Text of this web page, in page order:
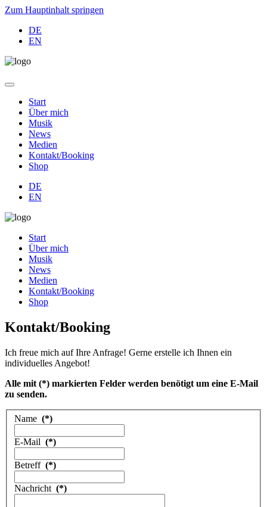
Zum Hauptinhalt springen
DE
EN
Start
Über mich
Musik
News
Medien
Kontakt/Booking
Shop
DE
EN
Start
Über mich
Musik
News
Medien
Kontakt/Booking
Shop
Kontakt/Booking
Ich freue mich auf Ihre Anfrage! Gerne erstelle ich Ihnen ein
individuelles Angebot!
Alle mit (*) markierten Felder werden benötigt um eine E-Mail
zu senden.
Name (*)
E-Mail (*)
Betreff (*)
Nachricht (*)